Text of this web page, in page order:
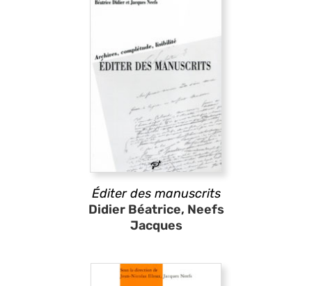
Éditer des manuscrits
Didier Béatrice, Neefs
Jacques